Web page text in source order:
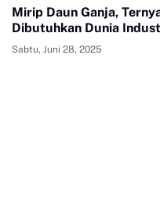
Mirip Daun Ganja,
Dibutuhkan Dunia
Sabtu, Juni 28, 2025